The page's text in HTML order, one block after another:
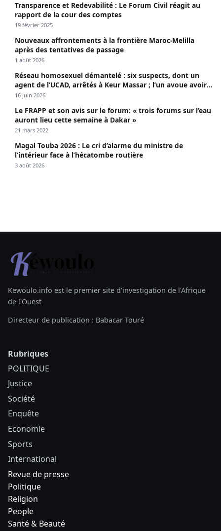
Transparence et Redevabilité : Le Forum Civil réagit au
rapport de la cour des comptes
19 février 2025
Nouveaux affrontements à la frontière Maroc-Melilla
après des tentatives de passage
1 août 2026
Réseau homosexuel démantelé : six suspects, dont un
agent de l’UCAD, arrêtés à Keur Massar ; l’un avoue avoir
propagé le VIH depuis 2018
16 juin 2026
Le FRAPP et son avis sur le forum: « trois forums sur l’eau
auront lieu cette semaine à Dakar »
21 mars 2022
Magal Touba 2026 : Le cri d’alarme du ministre de
l’intérieur face à l’hécatombe routière
3 août 2026
Kewoulo.info est le premier site d'investigation de l'Afrique
de l'Ouest
Directeur de publication : Babacar Touré
Rubriques
POLITIQUE
Justice
Société
Enquête
Economie
Sports
International
Revue de presse
Politique
Religion
People
Santé & Beauté